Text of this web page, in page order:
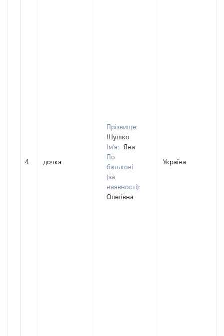
4 дочка
Прізвище:
Шушко
Ім'я:
Яна
По
батькові
(за
наявності):
Олегівна
Україна